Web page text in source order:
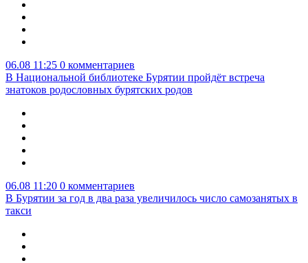
06.08 11:25 0 комментариев
В Национальной библиотеке Бурятии пройдёт встреча
знатоков родословных бурятских родов
06.08 11:20 0 комментариев
В Бурятии за год в два раза увеличилось число самозанятых в
такси